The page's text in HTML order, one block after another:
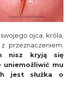
ojca, króla,
przeznaczeniem.
nisz kryją się
mu
jest służka o